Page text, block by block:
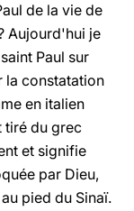
de la vie de
Aujourd'hui je
Paul sur
la constatation
en italien
tiré du grec
et signifie
par Dieu,
pied du Sinaï.